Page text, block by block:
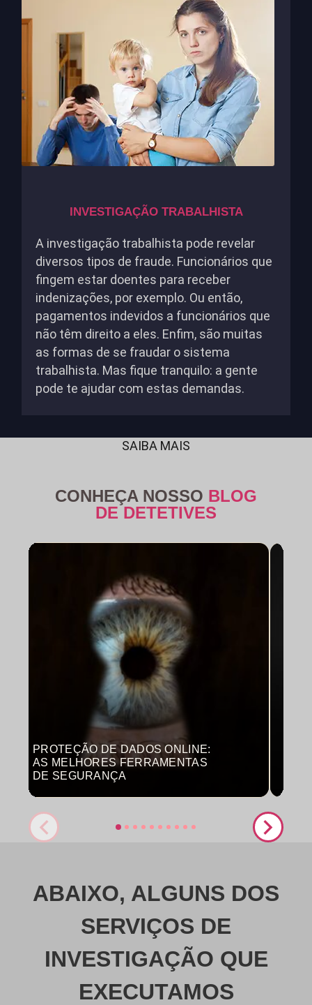
INVESTIGAÇÃO TRABALHISTA
A investigação trabalhista pode revelar
diversos tipos de fraude. Funcionários que
fingem estar doentes para receber
indenizações, por exemplo. Ou então,
pagamentos indevidos a funcionários que
não têm direito a eles. Enfim, são muitas
as formas de se fraudar o sistema
trabalhista. Mas fique tranquilo: a gente
pode te ajudar com estas demandas.
SAIBA MAIS
CONHEÇA NOSSO BLOG
DE DETETIVES
PROTEÇÃO DE DADOS ONLINE:
AS MELHORES FERRAMENTAS
DE SEGURANÇA
ABAIXO, ALGUNS DOS
SERVIÇOS DE
INVESTIGAÇÃO QUE
EXECUTAMOS